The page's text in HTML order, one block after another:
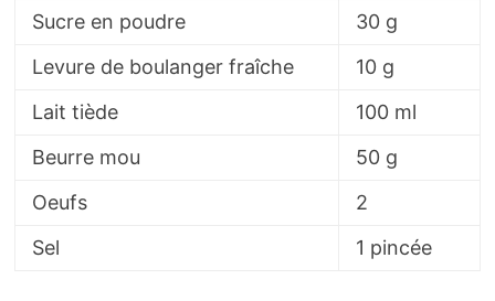
Sucre en poudre
30 g
Levure de boulanger fraîche
10 g
Lait tiède
100 ml
Beurre mou
50 g
Oeufs
2
Sel
1 pincée